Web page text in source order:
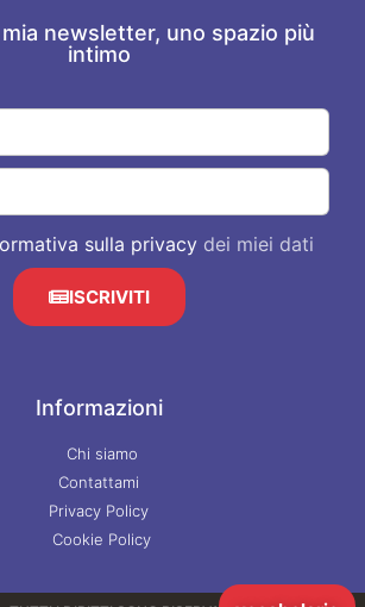
newsletter, uno spazio più
intimo
sulla privacy dei miei dati
ISCRIVITI
Informazioni
Chi siamo
Contattami
Privacy Policy
Cookie Policy